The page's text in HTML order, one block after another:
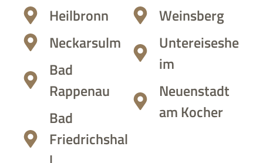
Heilbronn
Neckarsulm
Bad
Rappenau
Bad
Friedrichshal
Weinsberg
Untereiseshe
im
Neuenstadt
am Kocher